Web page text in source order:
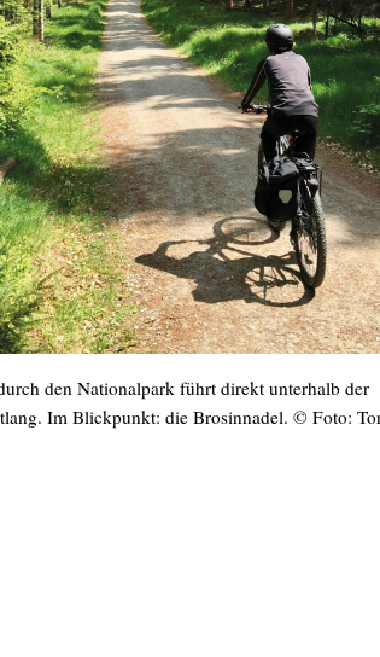
den Nationalpark führt direkt unterhalb der
Im Blickpunkt: die Brosinnadel. © Foto: